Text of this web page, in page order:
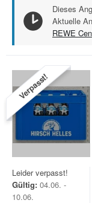
Dieses
Aktuelle
REWE
Verpasst!
Leider verpasst!
Gültig: 04.06. -
10.06.